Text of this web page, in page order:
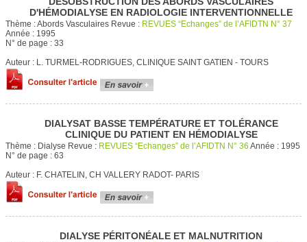
D'HÉMODIALYSE EN RADIOLOGIE INTERVENTIONNELLE
Thème :Abords Vasculaires Revue : REVUES “Echanges” de l’AFIDTN N° 37
Année : 1995
N° de page : 33
Auteur : L. TURMEL-RODRIGUES, CLINIQUE SAINT GATIEN - TOURS
DIALYSAT BASSE TEMPÉRATURE ET TOLÉRANCE
CLINIQUE DU PATIENT EN HÉMODIALYSE
Thème : Dialyse Revue : REVUES “Echanges” de l’AFIDTN N° 36 Année : 1995
N° de page : 63
Auteur : F. CHATELIN, CH VALLERY RADOT- PARIS
DIALYSE PÉRITONÉALE ET MALNUTRITION